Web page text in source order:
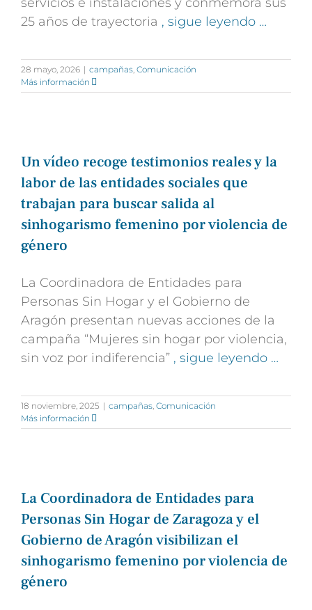
25 años de trayectoria , sigue leyendo …
28 mayo, 2026 | campañas Comunicación
Más información
Un vídeo recoge testimonios reales y la
labor de las entidades sociales que
trabajan para buscar salida al
sinhogarismo femenino por violencia de
género
La Coordinadora de Entidades para
Personas Sin Hogar y el Gobierno de
Aragón presentan nuevas acciones de la
campaña “Mujeres sin hogar por violencia,
sin voz por indiferencia” , sigue leyendo …
18 noviembre, 2025 | campañas Comunicación
Más información
La Coordinadora de Entidades para
Personas Sin Hogar de Zaragoza y el
Gobierno de Aragón visibilizan el
sinhogarismo femenino por violencia de
género